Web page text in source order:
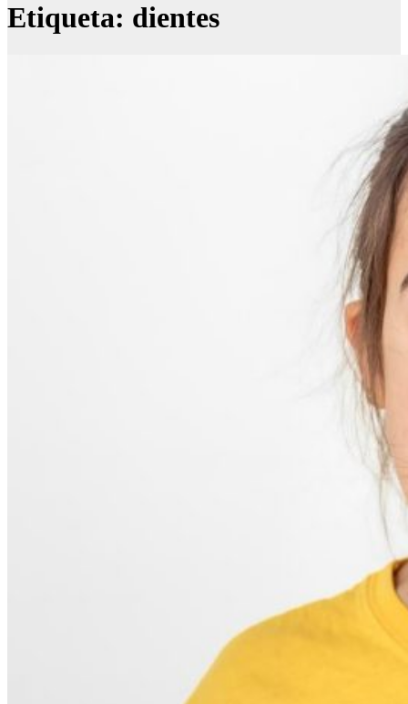
Etiqueta: dientes